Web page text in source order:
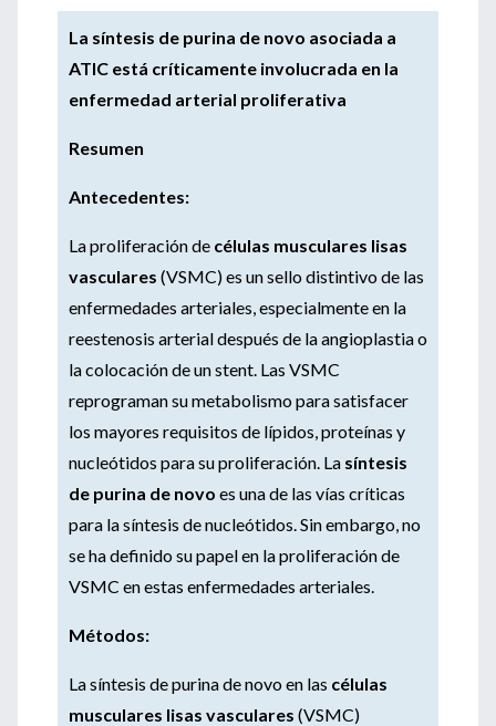
La síntesis de purina de novo asociada a
ATIC está críticamente involucrada en la
enfermedad arterial proliferativa
Resumen
Antecedentes:
La proliferación de células musculares lisas
vasculares (VSMC) es un sello distintivo de las
enfermedades arteriales, especialmente en la
reestenosis arterial después de la angioplastia o
la colocación de un stent. Las VSMC
reprograman su metabolismo para satisfacer
los mayores requisitos de lípidos, proteínas y
nucleótidos para su proliferación. La síntesis
de purina de novo es una de las vías críticas
para la síntesis de nucleótidos. Sin embargo, no
se ha definido su papel en la proliferación de
VSMC en estas enfermedades arteriales.
Métodos:
La síntesis de purina de novo en las células
musculares lisas vasculares (VSMC)